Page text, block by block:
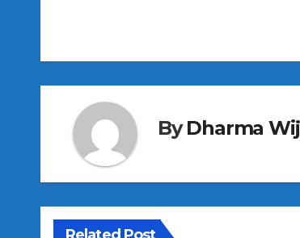
i
g
a
s
i
ByDharma